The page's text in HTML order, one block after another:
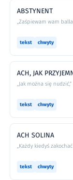
ABSTYNENT
„Zaśpiewam wam
tekst chwyty
ACH, JAK
„Jak można się nudzić,”
tekst chwyty
ACH SOLINA
„Każdy kiedyś
tekst chwyty